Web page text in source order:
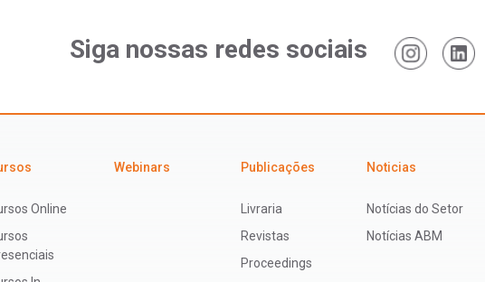
Siga nossas redes sociais
Online
Webinars Publicações
Livraria
Revistas
Proceedings
Noticias
Notícias do Setor
Notícias ABM